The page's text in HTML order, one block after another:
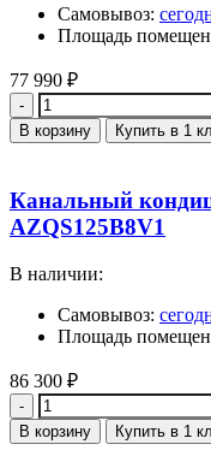
Самовывоз:
Площадь
77 990 ₽
Количество
В корзину Купить в 1
Канальный
AZQS125B8V1
В наличии:
Самовывоз:
Площадь
86 300 ₽
Количество
В корзину Купить в 1